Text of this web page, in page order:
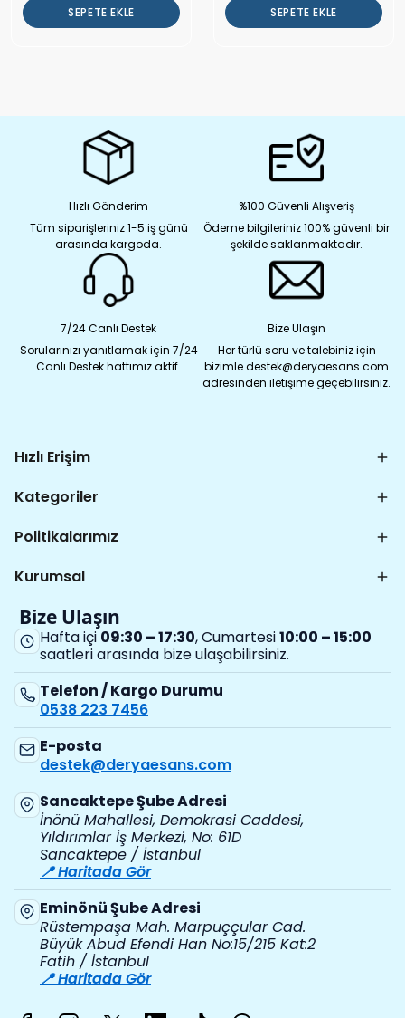
SEPETE EKLE SEPETE EKLE
Hızlı Gönderim
Tüm siparişleriniz 1-5 iş günü
arasında kargoda.
%100 Güvenli Alışveriş
Ödeme bilgileriniz 100% güvenli bir
şekilde saklanmaktadır.
7/24 Canlı Destek
Sorularınızı yanıtlamak için 7/24
Canlı Destek hattımız aktif.
Bize Ulaşın
Her türlü soru ve talebiniz için
bizimle destek@deryaesans.com
adresinden iletişime geçebilirsiniz.
Hızlı Erişim
Kategoriler
Politikalarımız
Kurumsal
Bize Ulaşın
Hafta içi 09:30 – 17:30, Cumartesi10:00 – 15:00
saatleri arasında bize ulaşabilirsiniz.
Telefon / Kargo Durumu
0538 223 7456
E-posta
destek@deryaesans.com
Sancaktepe Şube Adresi
İnönü Mahallesi, Demokrasi Caddesi,
Yıldırımlar İş Merkezi, No: 61D
Sancaktepe / İstanbul
📍 Haritada Gör
Eminönü Şube Adresi
Rüstempaşa Mah. Marpuççular Cad.
Büyük Abud Efendi Han No:15/215 Kat:2
Fatih / İstanbul
📍 Haritada Gör